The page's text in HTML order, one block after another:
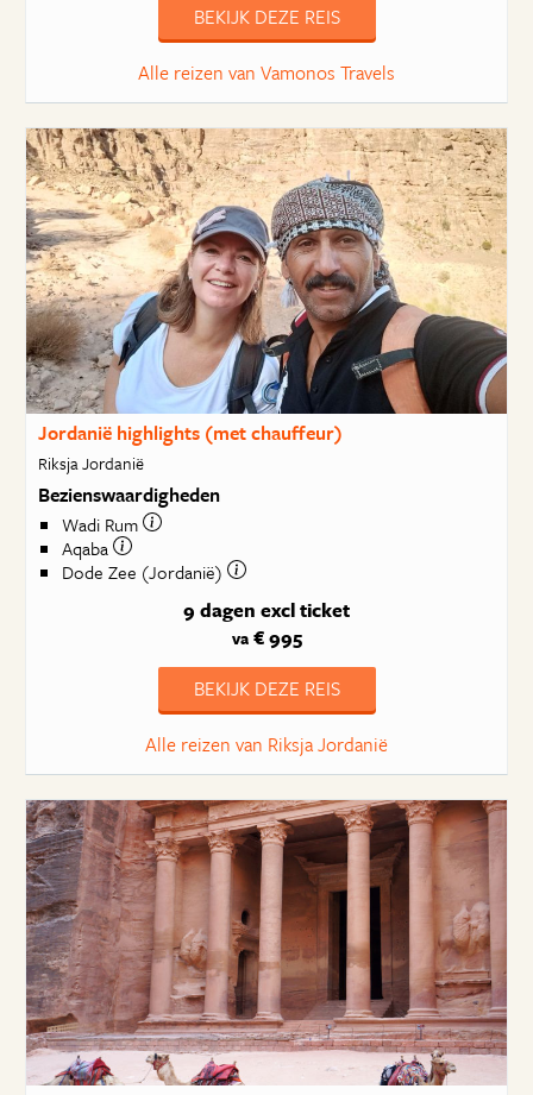
BEKIJK DEZE REIS
Alle reizen van Vamonos Travels
Jordanië highlights (met chauffeur)
Riksja Jordanië
Bezienswaardigheden
Wadi Rum
Aqaba
Dode Zee (Jordanië)
9 dagen excl ticket
va€ 995
BEKIJK DEZE REIS
Alle reizen van Riksja Jordanië